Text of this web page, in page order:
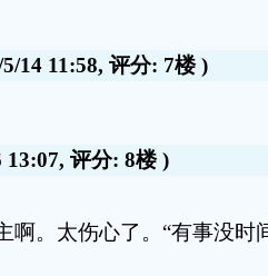
14 11:58, 评分: 7楼)
13:07, 评分: 8楼)
啊。太伤心了。“有事没时